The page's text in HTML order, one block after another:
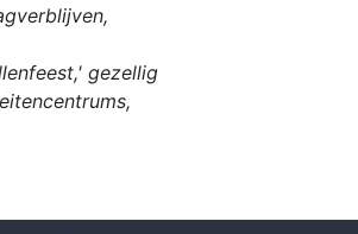
gezellig